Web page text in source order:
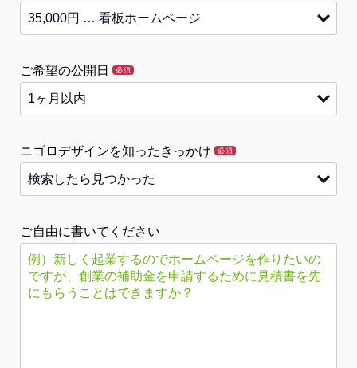
ご希望の公開日 必須
ニゴロデザインを知ったきっかけ 必須
ご自由に書いてください